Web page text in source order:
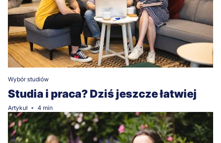
Wybór studiów
Studia i praca? Dziś jeszcze łatwiej
Artykuł 4 min